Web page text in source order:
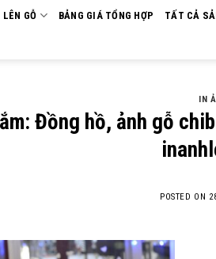
GỖ BẢNG GIÁ TỔNG HỢP TẤT CẢ
IN
Đồng hồ, ảnh gỗ
POSTED ON